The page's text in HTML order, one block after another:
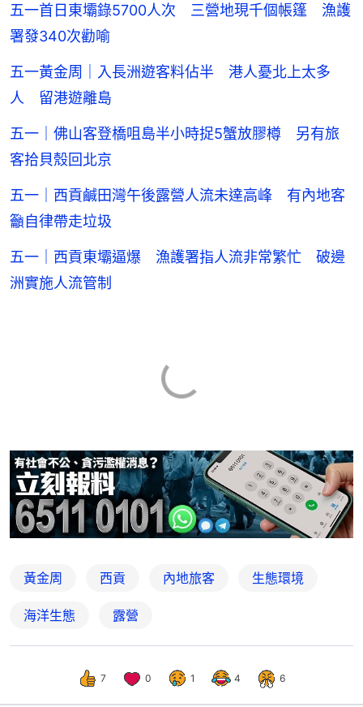
五一首日東壩錄5700人次 三營地現千個帳篷 漁護
署發340次勸喻
五一黃金周｜入長洲遊客料佔半 港人憂北上太多
人 留港遊離島
五一｜佛山客登橋咀島半小時捉5蟹放膠樽 另有旅
客拾貝殼回北京
五一｜西貢鹹田灣午後露營人流未達高峰 有內地客
籲自律帶走垃圾
五一｜西貢東壩逼爆 漁護署指人流非常繁忙 破邊
洲實施人流管制
黃金周 西貢 內地旅客 生態環境
海洋生態 露營
7 0 1 4 6